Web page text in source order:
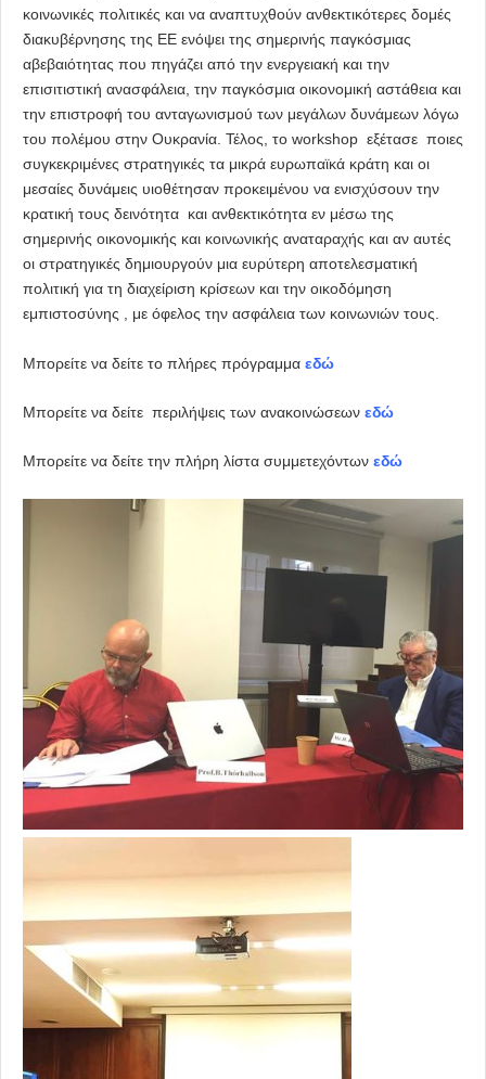
κοινωνικές πολιτικές και να αναπτυχθούν ανθεκτικότερες δομές
διακυβέρνησης της ΕΕ ενόψει της σημερινής παγκόσμιας
αβεβαιότητας που πηγάζει από την ενεργειακή και την
επισιτιστική ανασφάλεια, την παγκόσμια οικονομική αστάθεια και
την επιστροφή του ανταγωνισμού των μεγάλων δυνάμεων λόγω
του πολέμου στην Ουκρανία. Τέλος, το workshop εξέτασε ποιες
συγκεκριμένες στρατηγικές τα μικρά ευρωπαϊκά κράτη και οι
μεσαίες δυνάμεις υιοθέτησαν προκειμένου να ενισχύσουν την
κρατική τους δεινότητα και ανθεκτικότητα εν μέσω της
σημερινής οικονομικής και κοινωνικής αναταραχής και αν αυτές
οι στρατηγικές δημιουργούν μια ευρύτερη αποτελεσματική
πολιτική για τη διαχείριση κρίσεων και την οικοδόμηση
εμπιστοσύνης , με όφελος την ασφάλεια των κοινωνιών τους.
Μπορείτε να δείτε το πλήρες πρόγραμμα εδώ
Μπορείτε να δείτε περιλήψεις των ανακοινώσεων εδώ
Μπορείτε να δείτε την πλήρη λίστα συμμετεχόντων εδώ